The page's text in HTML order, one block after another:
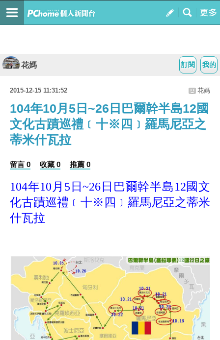
我的
訂閱
花媽
2015-12-15 11:31:52 花媽
104年10月5日~26日巴爾幹半島12國
文化古蹟巡禮﹝十※四﹞羅馬尼亞之
蒂米什瓦拉
留言 0 收藏 0 推薦 0
104年10月5日~26日巴爾幹半島12國文
化古蹟巡禮﹝十※四﹞羅馬尼亞之蒂米
什瓦拉